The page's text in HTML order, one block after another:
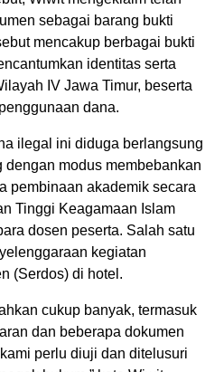
sebagai barang bukti
mencakup berbagai bukti
identitas serta
IV Jawa Timur, beserta
dana.
ilegal ini diduga berlangsung
modus membebankan
pembinaan akademik secara
Tinggi Keagamaan Islam
dosen peserta. Salah satu
kegiatan
(Serdos) di hotel.
cukup banyak, termasuk
dan beberapa dokumen
perlu diuji dan ditelusuri